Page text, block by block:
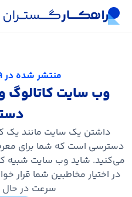
منتشر شده در19 سپتامبر 2020
وب سایت کاتالوگ
داشتن یک سایت مانند یک
دسترسی است که شما برای
می‌کنید. شاید وب سایت شبیه
در اختیار مخاطبین شما قرار
سرعت در